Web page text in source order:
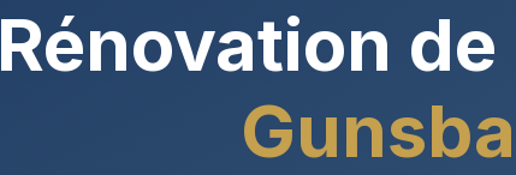
Rénovation